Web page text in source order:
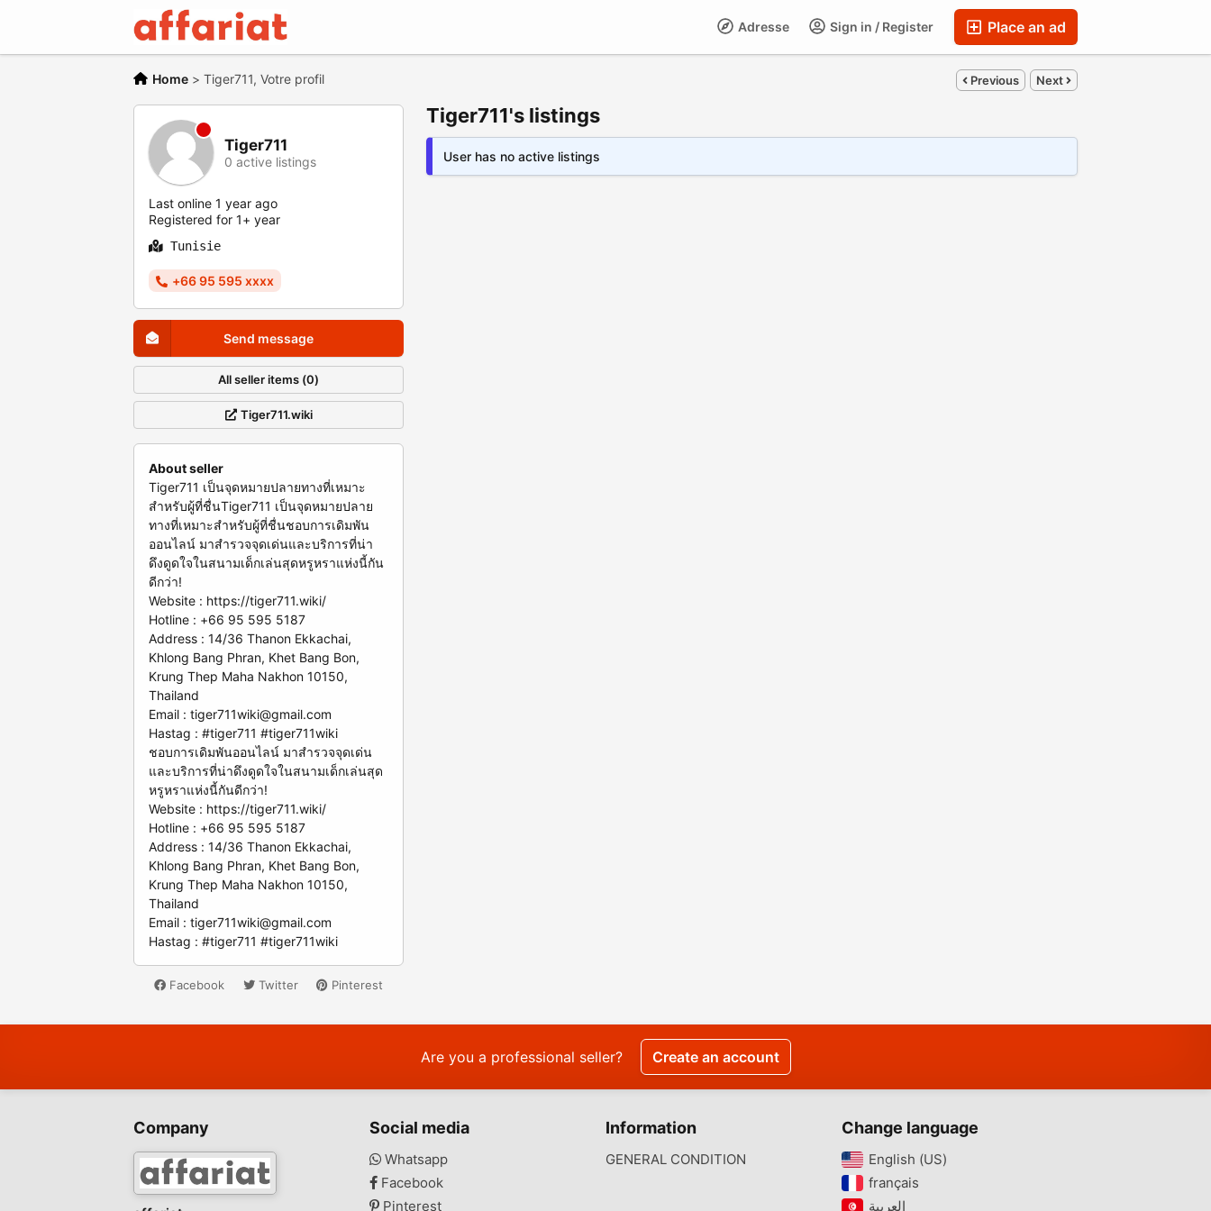
Place an ad
Sign in / Register
Adresse
Home > Tiger711, Votre profil Previous Next
Tiger711
0 active listings
Last online 1 year ago
Registered for 1+ year
Tunisie
+66 95 595 xxxx
Send message
All seller items (0)
Tiger711.wiki
About seller
Tiger711 เป็นจุดหมายปลายทางที่เหมาะ
สำหรับผู้ที่ชื่นTiger711 เป็นจุดหมายปลาย
ทางที่เหมาะสำหรับผู้ที่ชื่นชอบการเดิมพัน
ออนไลน์ มาสำรวจจุดเด่นและบริการที่น่า
ดึงดูดใจในสนามเด็กเล่นสุดหรูหราแห่งนี้กัน
ดีกว่า!
Website : https://tiger711.wiki/
Hotline : +66 95 595 5187
Address : 14/36 Thanon Ekkachai,
Khlong Bang Phran, Khet Bang Bon,
Krung Thep Maha Nakhon 10150,
Thailand
Email : tiger711wiki@gmail.com
Hastag : #tiger711 #tiger711wiki
ชอบการเดิมพันออนไลน์ มาสำรวจจุดเด่น
และบริการที่น่าดึงดูดใจในสนามเด็กเล่นสุด
หรูหราแห่งนี้กันดีกว่า!
Website : https://tiger711.wiki/
Hotline : +66 95 595 5187
Address : 14/36 Thanon Ekkachai,
Khlong Bang Phran, Khet Bang Bon,
Krung Thep Maha Nakhon 10150,
Thailand
Email : tiger711wiki@gmail.com
Hastag : #tiger711 #tiger711wiki
Facebook Twitter Pinterest
Tiger711's listings
User has no active listings
Are you a professional seller? Create an account
Company Social media
Whatsapp
Facebook
Pinterest
Information
GENERAL CONDITION
Change language
English (US)‎
français‎